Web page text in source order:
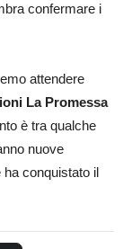
confermare i
attendere
La Promessa
è tra qualche
nuove
conquistato il